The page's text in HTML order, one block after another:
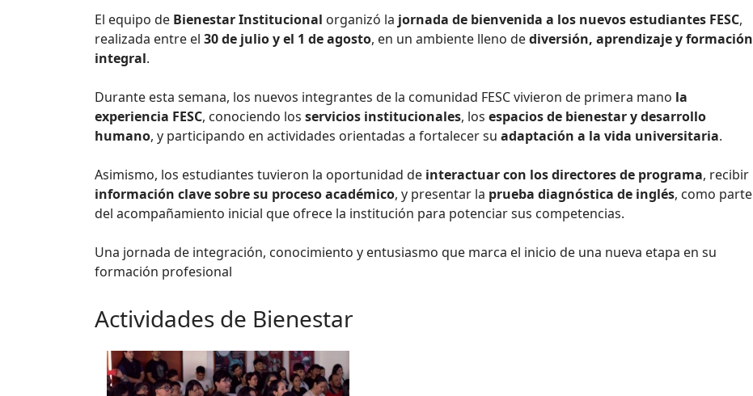
El equipo de Bienestar Institucional organizó la jornada de bienvenida a los nuevos estudiantes FESC,
realizada entre el 30 de julio y el 1 de agosto, en un ambiente lleno dediversión, aprendizaje y formación
integral.
Durante esta semana, los nuevos integrantes de la comunidad FESC vivieron de primera mano la
experiencia FESC, conociendo los servicios institucionales, los espacios de bienestar y desarrollo
humano, y participando en actividades orientadas a fortalecer su adaptación a la vida universitaria.
Asimismo, los estudiantes tuvieron la oportunidad de interactuar con los directores de programa, recibir
información clave sobre su proceso académico, y presentar la prueba diagnóstica de inglés, como parte
del acompañamiento inicial que ofrece la institución para potenciar sus competencias.
Una jornada de integración, conocimiento y entusiasmo que marca el inicio de una nueva etapa en su
formación profesional
Actividades de Bienestar